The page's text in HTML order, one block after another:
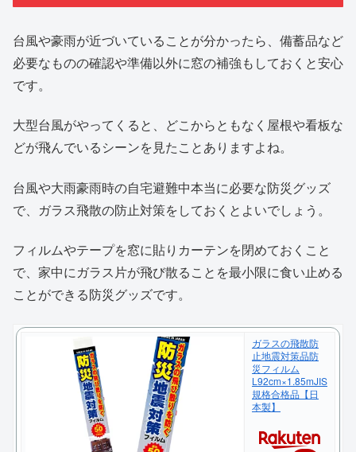
台風や豪雨が近づいていることが分かったら、備蓄品など
必要なものの確認や準備以外に窓の補強もしておくと安心
です。
大型台風がやってくると、どこからともなく屋根や看板な
どが飛んでいるシーンを見たことありますよね。
台風や大雨豪雨時の自宅避難中本当に必要な防災グッズ
で、ガラス飛散の防止対策をしておくとよいでしょう。
フィルムやテープを窓に貼りカーテンを閉めておくこと
で、家中にガラス片が飛び散ることを最小限に食い止める
ことができる防災グッズです。
ガラスの飛散防
止地震対策品防
災フィルム
L92cm×1.85mJIS
規格合格品【日
本製】